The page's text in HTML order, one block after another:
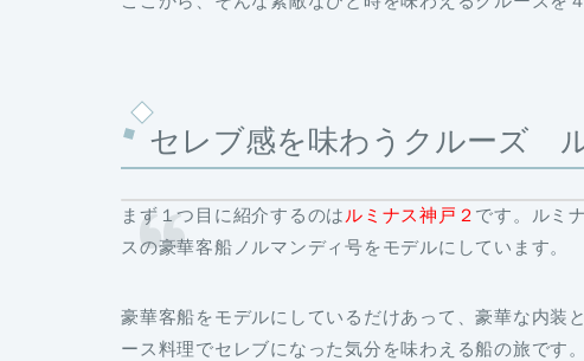
セレブ感を味わうクルーズ
まず１つ目に紹介するのは ルミナス神戸２ です。ルミ
スの豪華客船ノルマンディ号をモデルにしています。
豪華客船をモデルにしているだけあって、豪華な内装
ース料理でセレブになった気分を味わえる船の旅です。